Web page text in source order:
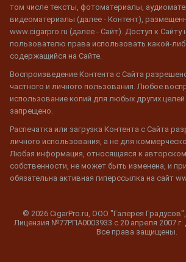
том числе тексты, фотоматериалы,
видеоматериалы (далее - Контент),
www.cigarpro.ru (далее - Сайт). Доступ к Сайту
пользователю права использовать какой-
содержащийся на Сайте.
Воспроизведение Контента с Сайта
частного и личного пользования. Любое
использование копий для любых других целей
запрещено.
Распечатка или загрузка Контента с Сайта
личного использования, а не для
Любая информация, относящаяся к
собственности, не может быть изменена, и
обязательна активная гиперссылка на сайт
© 2026 CigarPro.ru, ООО "Галерея
Лицензия №77РПА0003933 c 20 апреля 2007 г.
Все права защищены.